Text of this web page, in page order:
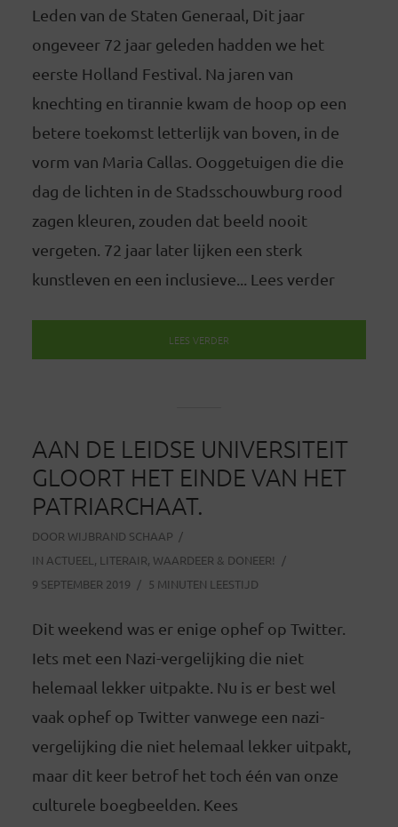
Leden van de Staten Generaal, Dit jaar
ongeveer 72 jaar geleden hadden we het
eerste Holland Festival. Na jaren van
knechting en tirannie kwam de hoop op een
betere toekomst letterlijk van boven, in de
vorm van Maria Callas. Ooggetuigen die die
dag de lichten in de Stadsschouwburg rood
zagen kleuren, zouden dat beeld nooit
vergeten. 72 jaar later lijken een sterk
kunstleven en een inclusieve... Lees verder
LEES VERDER
AAN DE LEIDSE UNIVERSITEIT
GLOORT HET EINDE VAN HET
PATRIARCHAAT.
DOOR WIJBRAND SCHAAP
IN ACTUEEL , LITERAIR, WAARDEER & DONEER!
9 SEPTEMBER 2019
5 MINUTEN LEESTIJD
Dit weekend was er enige ophef op Twitter.
Iets met een Nazi-vergelijking die niet
helemaal lekker uitpakte. Nu is er best wel
vaak ophef op Twitter vanwege een nazi-
vergelijking die niet helemaal lekker uitpakt,
maar dit keer betrof het toch één van onze
culturele boegbeelden. Kees